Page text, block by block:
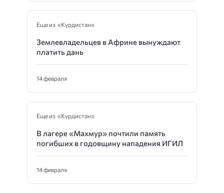
Еще из «Курдистан»
Землевладельцев в Африне вынуждают
платить дань
14 февраля
Еще из «Курдистан»
В лагере «Махмур» почтили память
погибших в годовщину нападения ИГИЛ
14 февраля